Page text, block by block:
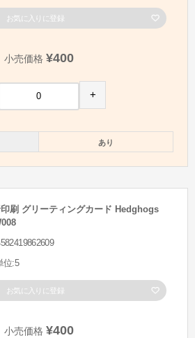
お気に入りに登録
小売価格 ¥400
+
あり
刷 グリーティングカード Hedghogs
位:5
お気に入りに登録
小売価格 ¥400